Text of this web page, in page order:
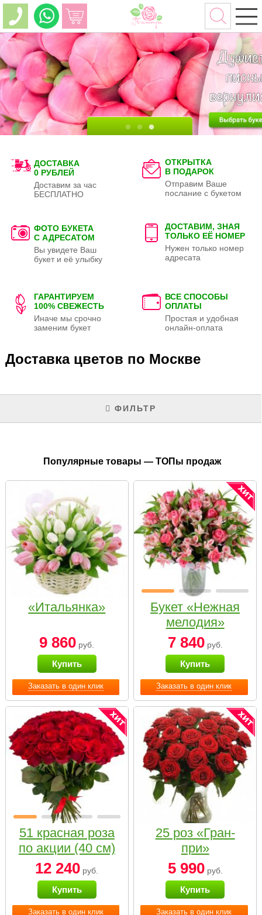
ДОСТАВКА
0 РУБЛЕЙ
Доставим за час
БЕСПЛАТНО
ОТКРЫТКА
В ПОДАРОК
Отправим Ваше
послание с букетом
ФОТО БУКЕТА
С АДРЕСАТОМ
Вы увидете Ваш
букет и её улыбку
ДОСТАВИМ, ЗНАЯ
ТОЛЬКО ЕЁ НОМЕР
Нужен только номер
адресата
ГАРАНТИРУЕМ
100% СВЕЖЕСТЬ
Иначе мы срочно
заменим букет
ВСЕ СПОСОБЫ
ОПЛАТЫ
Простая и удобная
онлайн-оплата
Доставка цветов по Москве
ФИЛЬТР
Популярные товары — ТОПы продаж
Заказать в один клик
«Итальянка»
9 860 руб.
Купить
Заказать в один клик
Букет «Нежная
мелодия»
7 840руб.
Купить
Заказать в один клик
51 красная роза
по акции (40 см)
12 240 руб.
Купить
Заказать в один клик
25 роз «Гран-
при»
5 990руб.
Купить